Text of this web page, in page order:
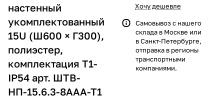
настенный
укомплектованный
15U (Ш600 × Г300),
полиэстер,
комплектация T1-
IP54 арт. ШТВ-
НП-15.6.3-8ААА-Т1
Хочу дешевле
Самовывоз с нашего
склада в Москве или
в Санкт-Петербурге,
отправка в регионы
транспортными
компаниями.